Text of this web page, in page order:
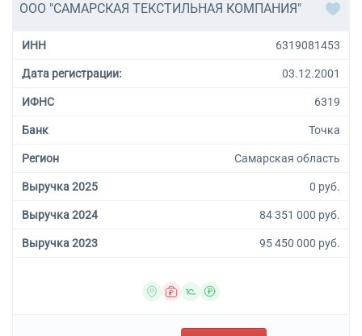
ООО "САМАРСКАЯ ТЕКСТИЛЬНАЯ КОМПАНИЯ"
ИНН 6319081453
Дата регистрации: 03.12.2001
ИФНС 6319
Банк Точка
Регион Самарская область
Выручка 2025 0 руб.
Выручка 2024 84 351 000 руб.
Выручка 2023 95 450 000 руб.